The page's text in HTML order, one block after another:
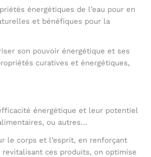
énergétiques de l’eau pour en
et bénéfiques pour la
son pouvoir énergétique et ses
curatives et énergétiques,
énergétique et leur potentiel
ou autres…
le corps et l’esprit, en renforçant
ces produits, on optimise